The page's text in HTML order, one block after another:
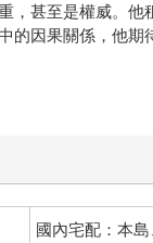
，甚至是權威。
的因果關係，他期
，蒙塔古博士打算
莊園」，舉辦為期
的方式。總之，助
刻，都經歷過不
一寄出邀請函，邀
國內宅配：本